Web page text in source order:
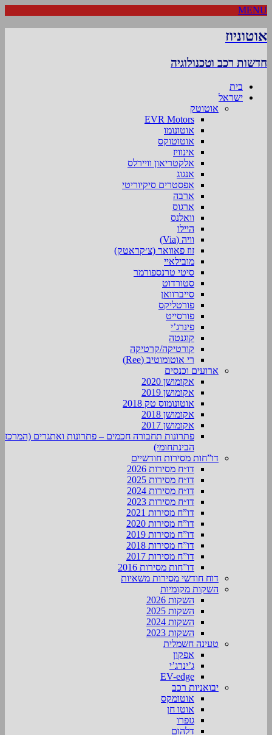
MENU
אוטוניוז
חדשות רכב וטכנולוגיה
בית
ישראל
אוטוטק
EVR Motors
אוטונומו
אוטוטוקס
אינוויז
אלקטריאון וויירלס
אנגוג
אפסטרים סיקיוריטי
ארבה
ארגוס
וואלנס
היילו
וויה (Via)
זוז פאוואר (צ׳קראטק)
מובילאיי
סיטי טרנספורמר
סטורדוט
סייברוואן
פורטליקס
פורסייט
פינרג’י
קוגנטה
קורטיקה/קרטיקה
רי אוטומוטיב (Ree)
ארועים וכנסים
אקומושן 2020
אקומושן 2019
אוטונומוס טק 2018
אקומושן 2018
אקומושן 2017
פתרונות תחבורה חכמים – פתרונות ואתגרים (המרכז
הבינתחומי)
דו”חות מסירות חודשיים
דו״ח מסירות 2026
דו״ח מסירות 2025
דו״ח מסירות 2024
דו״ח מסירות 2023
דו”ח מסירות 2021
דו”ח מסירות 2020
דו”ח מסירות 2019
דו”ח מסירות 2018
דו”ח מסירות 2017
דו”חות מסירות 2016
דוח חודשי מסירות משאיות
השקות מקומיות
השקות 2026
השקות 2025
השקות 2024
השקות 2023
טעינה חשמלית
אפקון
ג’ינרג’י
EV-edge
יבואניות רכב
אוטומקס
אוטו חן
גזפרו
דלהום